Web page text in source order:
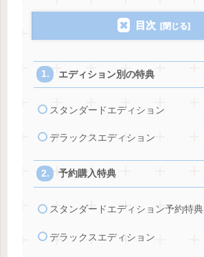
目次
エディション別の特典
スタンダードエディション
デラックスエディション
予約購入特典
スタンダードエディション予約特典
デラックスエディション